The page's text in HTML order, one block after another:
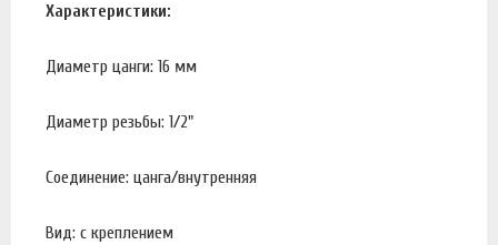
Характеристики:
Диаметр цанги: 16 мм
Диаметр резьбы: 1/2"
Соединение: цанга/внутренняя
Вид: с креплением